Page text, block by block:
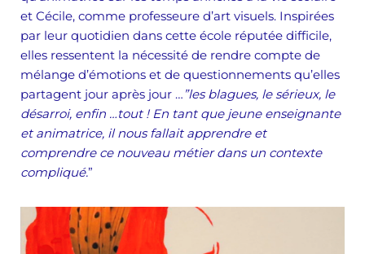
et Cécile, comme professeure d’art visuels. Inspirées
par leur quotidien dans cette école réputée difficile,
elles ressentent la nécessité de rendre compte de
mélange d’émotions et de questionnements qu’elles
partagent jour après jour … ”les blagues, le sérieux, le
désarroi, enfin …tout ! En tant que jeune enseignante
et animatrice, il nous fallait apprendre et
comprendre ce nouveau métier dans un contexte
compliqué.”